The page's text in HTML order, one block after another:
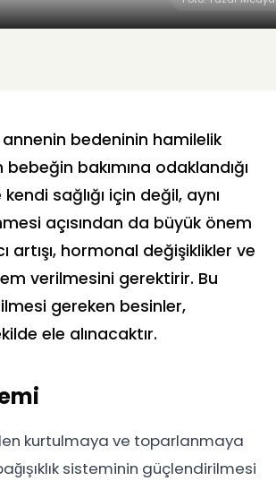
bedeninin hamilelik
bakımına odaklandığı
sağlığı için değil, aynı
açısından da büyük önem
artışı, hormonal değişiklikler ve
verilmesini gerektirir. Bu
gereken besinler,
ele alınacaktır.
kurtulmaya ve toparlanmaya
sisteminin güçlendirilmesi